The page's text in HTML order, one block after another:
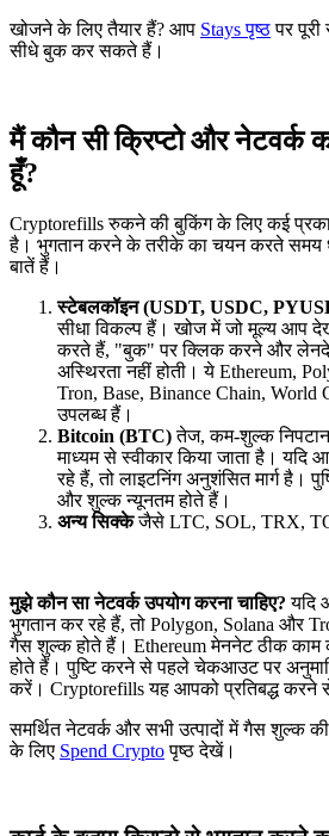
खोजने के लिए तैयार हैं? आप Stays पृष्ठपर
सीधे बुक कर सकते हैं।
मैं कौन सी क्रिप्टो और नेटवर्क
हूँ?
Cryptorefills रुकने की बुकिंग के लिए कई
है। भुगतान करने के तरीके का चयन करते समय
बातें हैं।
स्टेबलकॉइन (USDT, USDC,
सीधा विकल्प हैं। खोज में जो मूल्य आप
करते हैं, "बुक" पर क्लिक करने और
अस्थिरता नहीं होती। ये Ethereum,
Tron, Base, Binance Chain,
उपलब्ध हैं।
Bitcoin (BTC)तेज, कम-शुल्क
माध्यम से स्वीकार किया जाता है।
रहे हैं, तो लाइटनिंग अनुशंसित मार्ग है।
और शुल्क न्यूनतम होते हैं।
अन्य सिक्केजैसे LTC, SOL, TRX,
मुझे कौन सा नेटवर्क उपयोग करना चाहिए? यदि
भुगतान कर रहे हैं, तो Polygon, Solana और
गैस शुल्क होते हैं। Ethereum मेननेट ठीक
होते हैं। पुष्टि करने से पहले चेकआउट पर
करें। Cryptorefills यह आपको प्रतिबद्ध करने
समर्थित नेटवर्क और सभी उत्पादों में गैस शुल्क
के लिए Spend Cryptoपृष्ठ देखें।